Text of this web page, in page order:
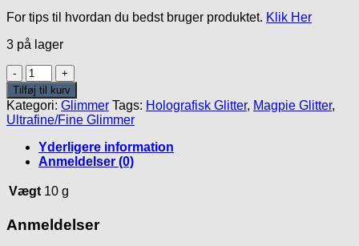
For tips til hvordan du bedst bruger produktet. Klik Her
3 på lager
Lou
Lou
Glitter
antal
Tilføj til kurv
Kategori: Glimmer Tags: Holografisk Glitter, Magpie Glitter,
Ultrafine/Fine Glimmer
Yderligere information
Anmeldelser (0)
Vægt 10 g
Anmeldelser